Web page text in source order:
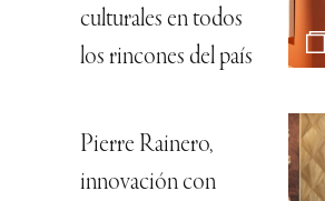
culturales en todos
los rincones del país
Pierre Rainero,
innovación con